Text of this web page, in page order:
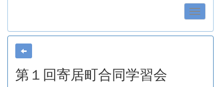
第１回寄居町合同学習会